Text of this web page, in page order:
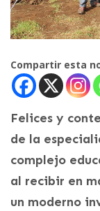
Compartir esta
Felices y
de la
complejo
al recibir en
un moderno